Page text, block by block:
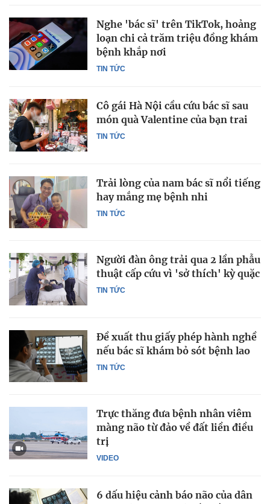
TIN TỨC
Nghe 'bác sĩ' trên TikTok, hoảng
loạn chi cả trăm triệu đồng khám
bệnh khắp nơi
TIN TỨC
Cô gái Hà Nội cầu cứu bác sĩ sau
món quà Valentine của bạn trai
TIN TỨC
Trải lòng của nam bác sĩ nổi tiếng
hay mắng mẹ bệnh nhi
TIN TỨC
Người đàn ông trải qua 2 lần phẫu
thuật cấp cứu vì 'sở thích' kỳ quặc
TIN TỨC
Đề xuất thu giấy phép hành nghề
nếu bác sĩ khám bỏ sót bệnh lao
VIDEO
Trực thăng đưa bệnh nhân viêm
màng não từ đảo về đất liền điều
trị
6 dấu hiệu cảnh báo não của dân